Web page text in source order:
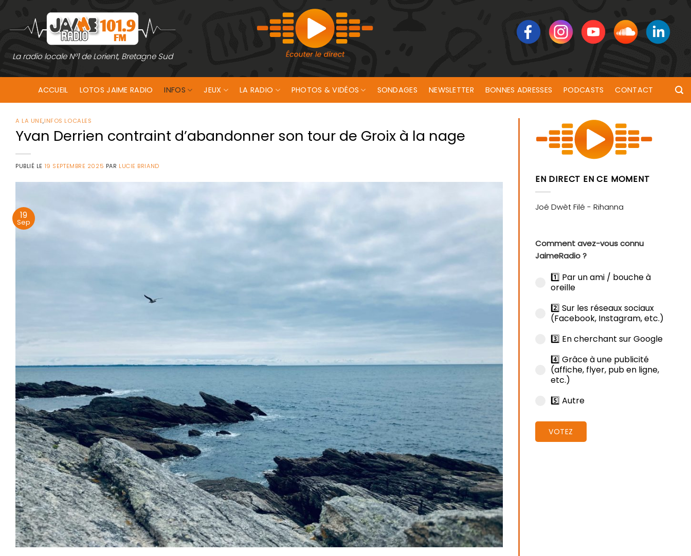
contenu
La radio locale N°1 de Lorient, Bretagne Sud
ACCUEIL LOTOS JAIME RADIO INFOS JEUX LA RADIO PHOTOS & VIDÉOS SONDAGES NEWSLETTER BONNES ADRESSES PODCASTS CONTACT
A LA UNE,INFOS LOCALES
Yvan Derrien contraint d’abandonner son tour de Groix à la nage
PUBLIÉ LE 19 SEPTEMBRE 2025 PAR LUCIE BRIAND
19
Sep
EN DIRECT EN CE MOMENT
Comment avez-vous connu
JaimeRadio ?
1️⃣ Par un ami / bouche à
oreille
2️⃣ Sur les réseaux sociaux
(Facebook, Instagram, etc.)
3️⃣ En cherchant sur Google
4️⃣ Grâce à une publicité
(affiche, flyer, pub en ligne,
etc.)
5️⃣ Autre
VOTEZ